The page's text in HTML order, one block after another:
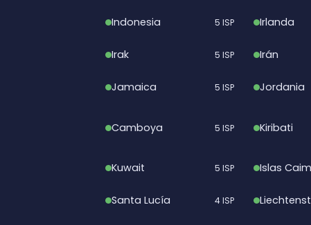
Indonesia 5 ISP Irlanda
Irak 5 ISP Irán
Jamaica 5 ISP Jordania
Camboya 5 ISP Kiribati
Kuwait 5 ISP Islas
Santa Lucía 4 ISP